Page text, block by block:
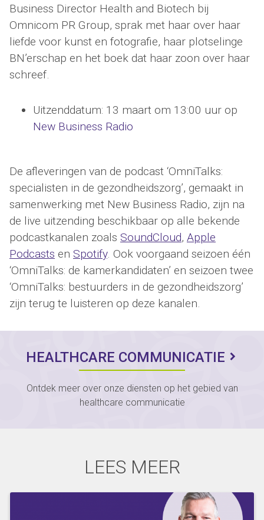
Business Director Health and Biotech bij
Omnicom PR Group, sprak met haar over haar
liefde voor kunst en fotografie, haar plotselinge
BN’erschap en het boek dat haar zoon over haar
schreef.
Uitzenddatum: 13 maart om 13:00 uur op
New Business Radio
De afleveringen van de podcast ‘OmniTalks:
specialisten in de gezondheidszorg’, gemaakt in
samenwerking met New Business Radio, zijn na
de live uitzending beschikbaar op alle bekende
podcastkanalen zoals SoundCloud, Apple
Podcasts en Spotify. Ook voorgaand seizoen één
‘OmniTalks: de kamerkandidaten’ en seizoen twee
‘OmniTalks: bestuurders in de gezondheidszorg’
zijn terug te luisteren op deze kanalen.
HEALTHCARE COMMUNICATIE
Ontdek meer over onze diensten op het gebied van
healthcare communicatie
LEES MEER